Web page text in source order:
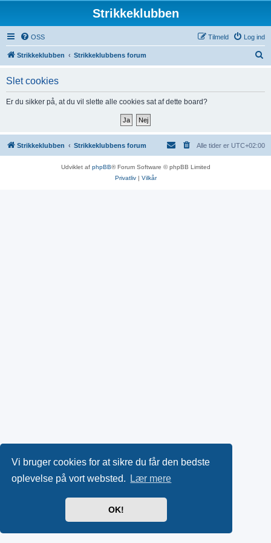
Vi bruger cookies for at sikre du får den bedste
oplevelse på vort websted.
Lær mere
OK!
Strikkeklubben
OSS Log ind
Tilmeld
Strikkeklubben Strikkeklubbens forum
Slet cookies
Er du sikker på, at du vil slette alle cookies sat af dette board?
Strikkeklubben Strikkeklubbens forum Alle tider er UTC+02:00
Udviklet af phpBB® Forum Software © phpBB Limited
Privatliv| Vilkår